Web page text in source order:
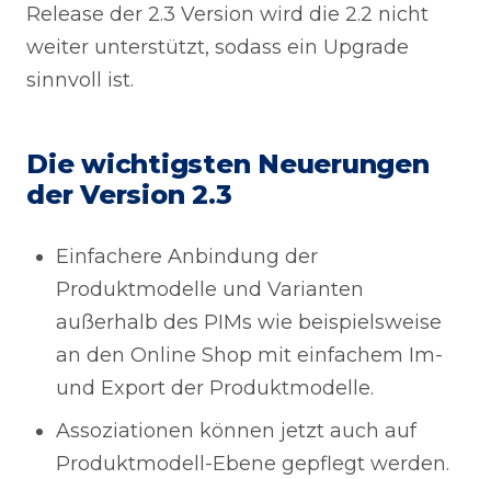
Release der 2.3 Version wird die 2.2 nicht
weiter unterstützt, sodass ein Upgrade
sinnvoll ist.
Die wichtigsten Neuerungen
der Version 2.3
Einfachere Anbindung der
Produktmodelle und Varianten
außerhalb des PIMs wie beispielsweise
an den Online Shop mit einfachem Im-
und Export der Produktmodelle.
Assoziationen können jetzt auch auf
Produktmodell-Ebene gepflegt werden.